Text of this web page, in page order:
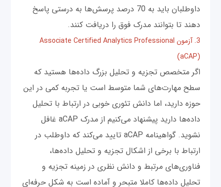
داوطلبان باید به 70 درصد پرسش‌ها به درستی پاسخ
دهند تا بتوانند مدرک فوق را دریافت کنند.
3. آزمون Associate Certified Analytics Professional
(aCAP)
اگر متخصص تجزیه و تحلیل بزرگ داده‌ها هستید که
سطح‌ مهارت‌های شما متوسط است یا تجربه کمی در این
حوزه دارید، اما دانش تئوری خوبی در ارتباط با تحلیل
داده‌ها دارید پیشنهاد می‌کنیم از مدرک aCAP غافل
نشوید. گواهینامه aCAP تایید می‌کند که داوطلب در
ارتباط با برخی از اشکال تجزیه و تحلیل داده‌ها،
فناوری‌های مرتبط و دانش نظری در زمینه تجزیه و
تحلیل داده‌ها کاملا متبحر و آماده است به شکل حرفه‌ای